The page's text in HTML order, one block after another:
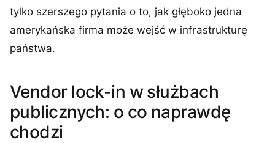
tylko szerszego pytania o to, jak głęboko jedna
amerykańska firma może wejść w infrastrukturę
państwa.
Vendor lock-in w służbach
publicznych: o co naprawdę
chodzi